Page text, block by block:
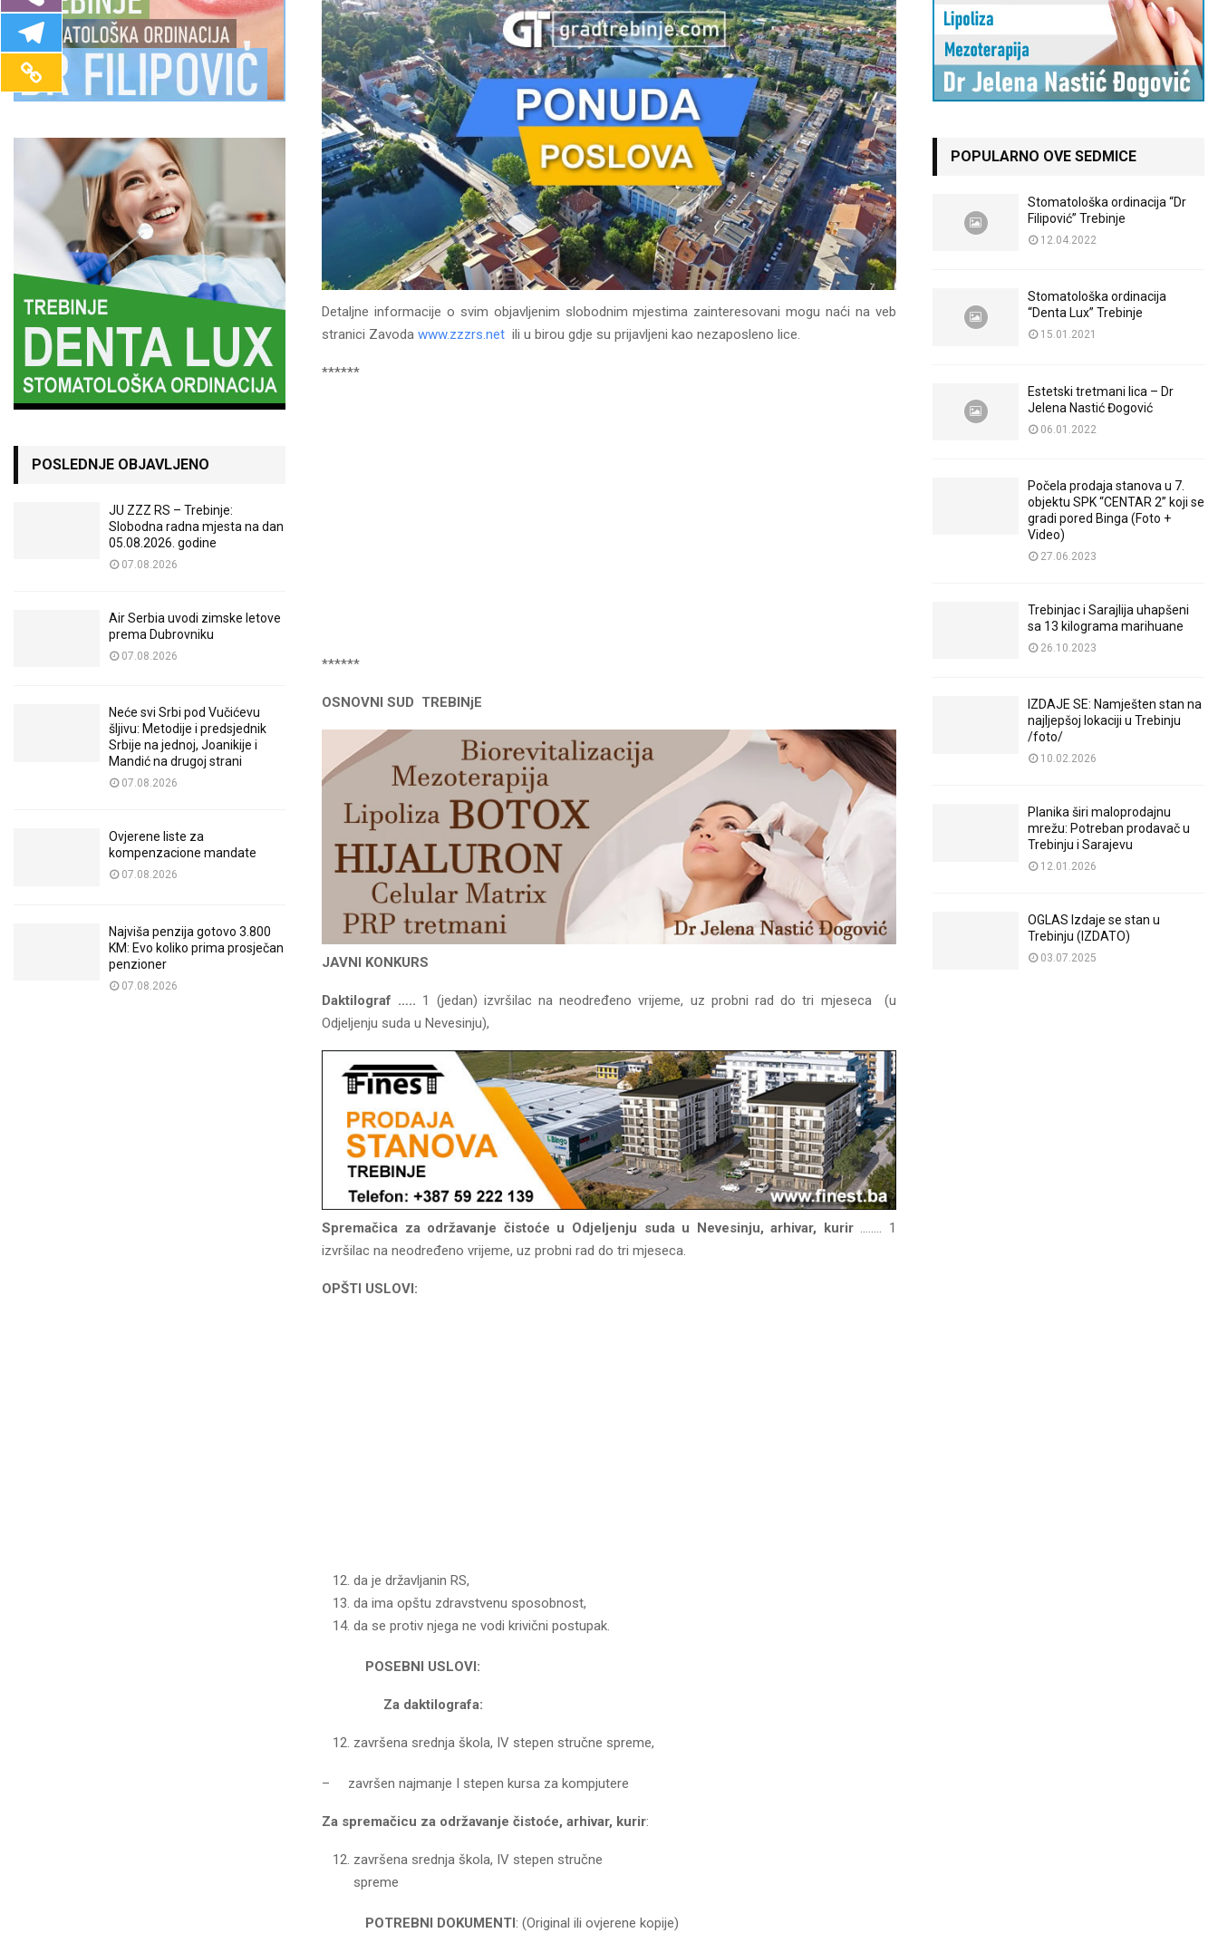
Detaljne informacije o svim objavljenim slobodnim mjestima zainteresovani mogu naći na veb
stranici Zavoda www.zzzrs.net ili u birou gdje su prijavljeni kao nezaposleno lice.
******
******
OSNOVNI SUD TREBINjE
JAVNI KONKURS
Daktilograf ….. 1 (jedan) izvršilac na neodređeno vrijeme, uz probni rad do tri mjeseca (u
Odjeljenju suda u Nevesinju),
Spremačica za održavanje čistoće u Odjeljenju suda u Nevesinju, arhivar, kurir …….. 1
izvršilac na neodređeno vrijeme, uz probni rad do tri mjeseca.
OPŠTI USLOVI:
da je državljanin RS,
da ima opštu zdravstvenu sposobnost,
da se protiv njega ne vodi krivični postupak.
POSEBNI USLOVI:
Za daktilografa:
završena srednja škola, IV stepen stručne spreme,
– završen najmanje I stepen kursa za kompjutere
Za spremačicu za održavanje čistoće, arhivar, kurir:
završena srednja škola, IV stepen stručne
spreme
POTREBNI DOKUMENTI: (Original ili ovjerene kopije)
POSLEDNJE OBJAVLJENO
JU ZZZ RS – Trebinje:
Slobodna radna mjesta na dan
05.08.2026. godine
07.08.2026
Air Serbia uvodi zimske letove
prema Dubrovniku
07.08.2026
Neće svi Srbi pod Vučićevu
šljivu: Metodije i predsjednik
Srbije na jednoj, Joanikije i
Mandić na drugoj strani
07.08.2026
Ovjerene liste za
kompenzacione mandate
07.08.2026
Najviša penzija gotovo 3.800
KM: Evo koliko prima prosječan
penzioner
07.08.2026
POPULARNO OVE SEDMICE
Stomatološka ordinacija “Dr
Filipović” Trebinje
12.04.2022
Stomatološka ordinacija
“Denta Lux” Trebinje
15.01.2021
Estetski tretmani lica – Dr
Jelena Nastić Đogović
06.01.2022
Počela prodaja stanova u 7.
objektu SPK “CENTAR 2” koji se
gradi pored Binga (Foto +
Video)
27.06.2023
Trebinjac i Sarajlija uhapšeni
sa 13 kilograma marihuane
26.10.2023
IZDAJE SE: Namješten stan na
najljepšoj lokaciji u Trebinju
/foto/
10.02.2026
Planika širi maloprodajnu
mrežu: Potreban prodavač u
Trebinju i Sarajevu
12.01.2026
OGLAS Izdaje se stan u
Trebinju (IZDATO)
03.07.2025